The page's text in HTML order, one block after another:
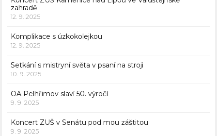
zahradě
12. 9. 2025
Komplikace s úzkokolejkou
12. 9. 2025
Setkání s mistryní světa v psaní na stroji
10. 9. 2025
OA Pelhřimov slaví 50. výročí
9. 9. 2025
Koncert ZUŠ v Senátu pod mou záštitou
9. 9. 2025